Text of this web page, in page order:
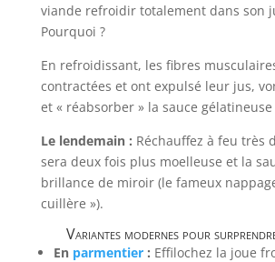
viande refroidir totalement dans son
Pourquoi ?
En refroidissant, les fibres
contractées et ont expulsé leur jus,
et « réabsorber » la sauce
Le lendemain : Réchauffez à feu très
sera deux fois plus moelleuse et la
brillance de miroir (le fameux
cuillère »).
Variantes modernes pour
En parmentier: Effilochez la joue